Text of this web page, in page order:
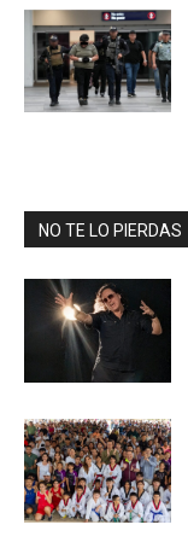
NO TE LO PIERDAS